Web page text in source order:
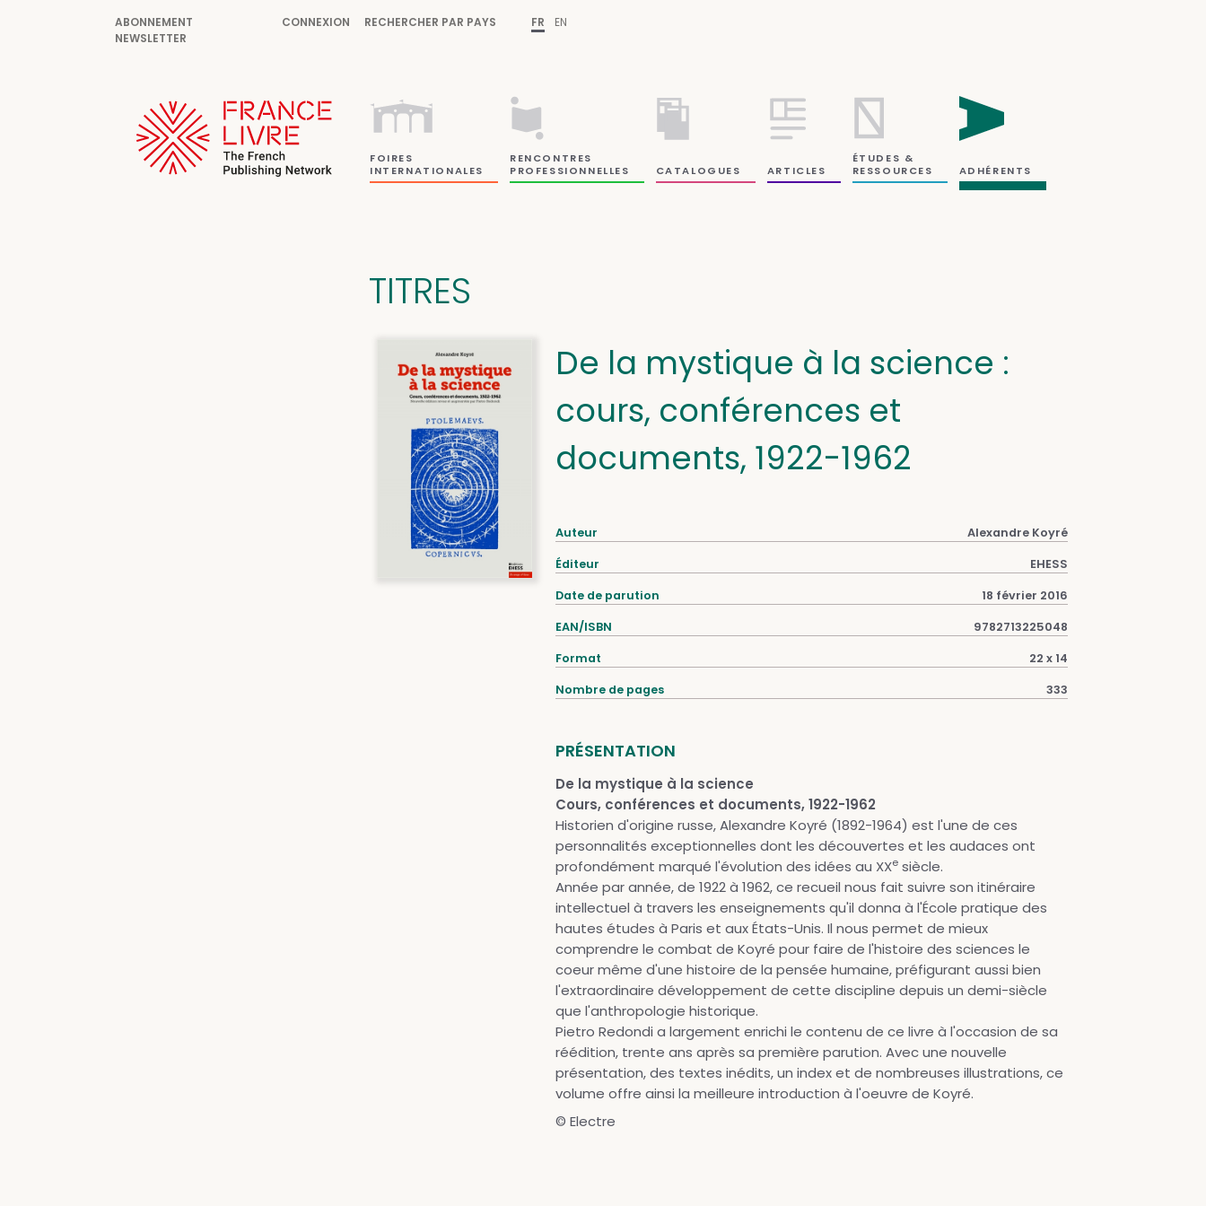
ABONNEMENT
NEWSLETTER
CONNEXION RECHERCHER PAR PAYS FR EN
FOIRES
INTERNATIONALES
RENCONTRES
PROFESSIONNELLES
CATALOGUES ARTICLES
ÉTUDES &
RESSOURCES
ADHÉRENTS
TITRES
De la mystique à la science :
cours, conférences et
documents, 1922-1962
Auteur Alexandre Koyré
Éditeur EHESS
Date de parution 18 février 2016
EAN/ISBN 9782713225048
Format 22 x 14
Nombre de pages 333
PRÉSENTATION
De la mystique à la science
Cours, conférences et documents, 1922-1962
Historien d'origine russe, Alexandre Koyré (1892-1964) est l'une de ces
personnalités exceptionnelles dont les découvertes et les audaces ont
profondément marqué l'évolution des idées au XXesiècle.
Année par année, de 1922 à 1962, ce recueil nous fait suivre son itinéraire
intellectuel à travers les enseignements qu'il donna à l'École pratique des
hautes études à Paris et aux États-Unis. Il nous permet de mieux
comprendre le combat de Koyré pour faire de l'histoire des sciences le
coeur même d'une histoire de la pensée humaine, préfigurant aussi bien
l'extraordinaire développement de cette discipline depuis un demi-siècle
que l'anthropologie historique.
Pietro Redondi a largement enrichi le contenu de ce livre à l'occasion de sa
réédition, trente ans après sa première parution. Avec une nouvelle
présentation, des textes inédits, un index et de nombreuses illustrations, ce
volume offre ainsi la meilleure introduction à l'oeuvre de Koyré.
© Electre